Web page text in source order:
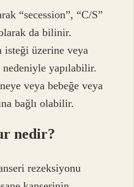
“secession”, “C/S”
da bilinir.
isteği üzerine veya
yapılabilir.
veya bebeğe veya
bağlı olabilir.
nedir?
rezeksiyonu